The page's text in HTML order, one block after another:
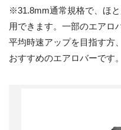
※31.8mm通常規格で、ほ
用できます。一部のエアロ
平均時速アップを目指す方
おすすめのエアロバーです。